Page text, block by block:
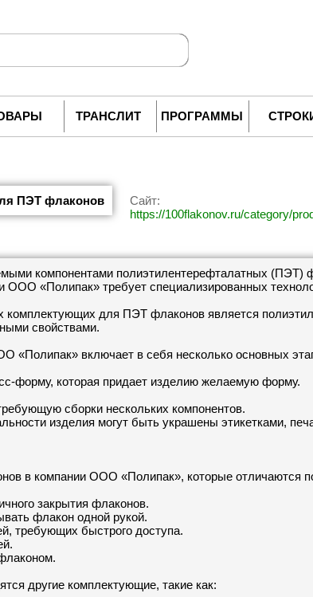
ТРАНСЛИТ ПРОГРАММЫ
ПЭТ флаконов
Сайт:
https://100flakonov.ru/category/
компонентами полиэтилентерефталатных (ПЭТ)
«Полипак» требует специализированных
для ПЭТ флаконов является
свойствами.
включает в себя несколько основных
форму, которая придает изделию желаемую форму.
сборки нескольких компонентов.
изделия могут быть украшены этикетками,
в компании ООО «Полипак», которые отличаются
закрытия флаконов.
флакон одной рукой.
требующих быстрого доступа.
другие комплектующие, такие как: